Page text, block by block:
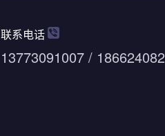
联系电话
13773091007 /